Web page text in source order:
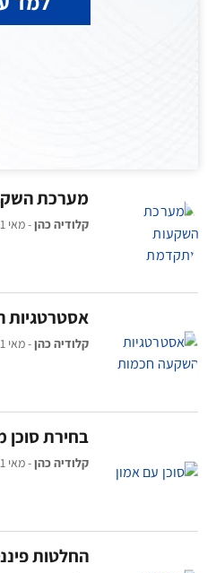
מערכת
קלודיה כהן מאי 21, 2026
קלודיה כהן מאי 21, 2026
בחירת סוכן
קלודיה כהן מאי 21, 2026
החלטות